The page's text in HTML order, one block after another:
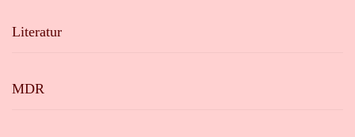
Literatur
MDR